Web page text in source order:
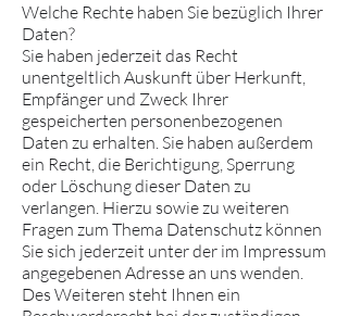
Welche Rechte haben Sie bezüglich Ihrer
Daten?
Sie haben jederzeit das Recht
unentgeltlich Auskunft über Herkunft,
Empfänger und Zweck Ihrer
gespeicherten personenbezogenen
Daten zu erhalten. Sie haben außerdem
ein Recht, die Berichtigung, Sperrung
oder Löschung dieser Daten zu
verlangen. Hierzu sowie zu weiteren
Fragen zum Thema Datenschutz können
Sie sich jederzeit unter der im Impressum
angegebenen Adresse an uns wenden.
Des Weiteren steht Ihnen ein